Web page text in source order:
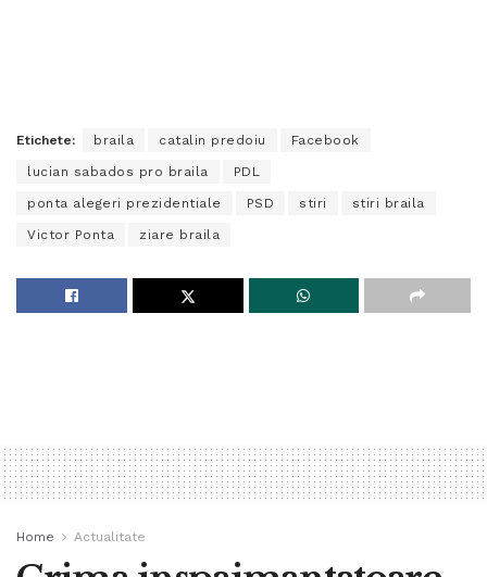
Etichete: braila catalin predoiu Facebook
lucian sabados pro braila PDL
ponta alegeri prezidentiale PSD stiri stiri braila
Victor Ponta ziare braila
Home Actualitate